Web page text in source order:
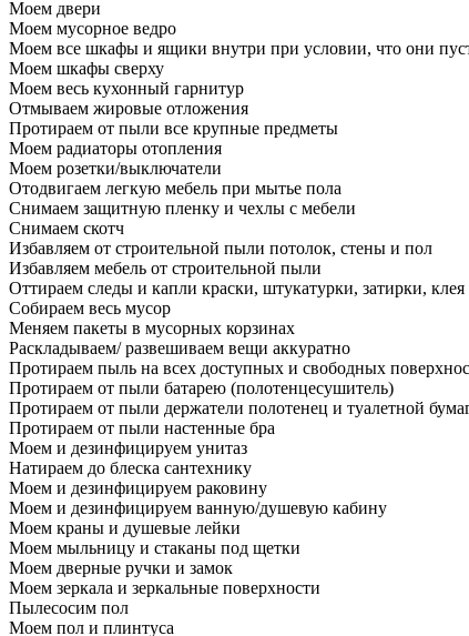
Моем двери
Моем мусорное ведро
Моем все шкафы и ящики внутри при условии, что они
Моем шкафы сверху
Моем весь кухонный гарнитур
Отмываем жировые отложения
Протираем от пыли все крупные предметы
Моем радиаторы отопления
Моем розетки/выключатели
Отодвигаем легкую мебель при мытье пола
Снимаем защитную пленку и чехлы с мебели
Снимаем скотч
Избавляем от строительной пыли потолок, стены и пол
Избавляем мебель от строительной пыли
Оттираем следы и капли краски, штукатурки, затирки,
Собираем весь мусор
Меняем пакеты в мусорных корзинах
Раскладываем/ развешиваем вещи аккуратно
Протираем пыль на всех доступных и свободных
Протираем от пыли батарею (полотенцесушитель)
Протираем от пыли держатели полотенец и туалетной
Протираем от пыли настенные бра
Моем и дезинфицируем унитаз
Натираем до блеска сантехнику
Моем и дезинфицируем раковину
Моем и дезинфицируем ванную/душевую кабину
Моем краны и душевые лейки
Моем мыльницу и стаканы под щетки
Моем дверные ручки и замок
Моем зеркала и зеркальные поверхности
Пылесосим пол
Моем пол и плинтуса